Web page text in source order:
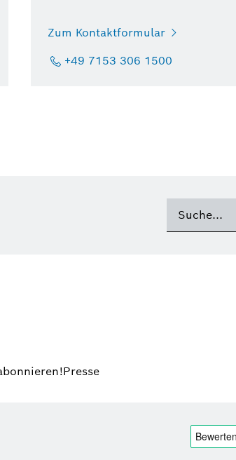
Zum Kontaktformular
+49 7153 306 1500
Presse